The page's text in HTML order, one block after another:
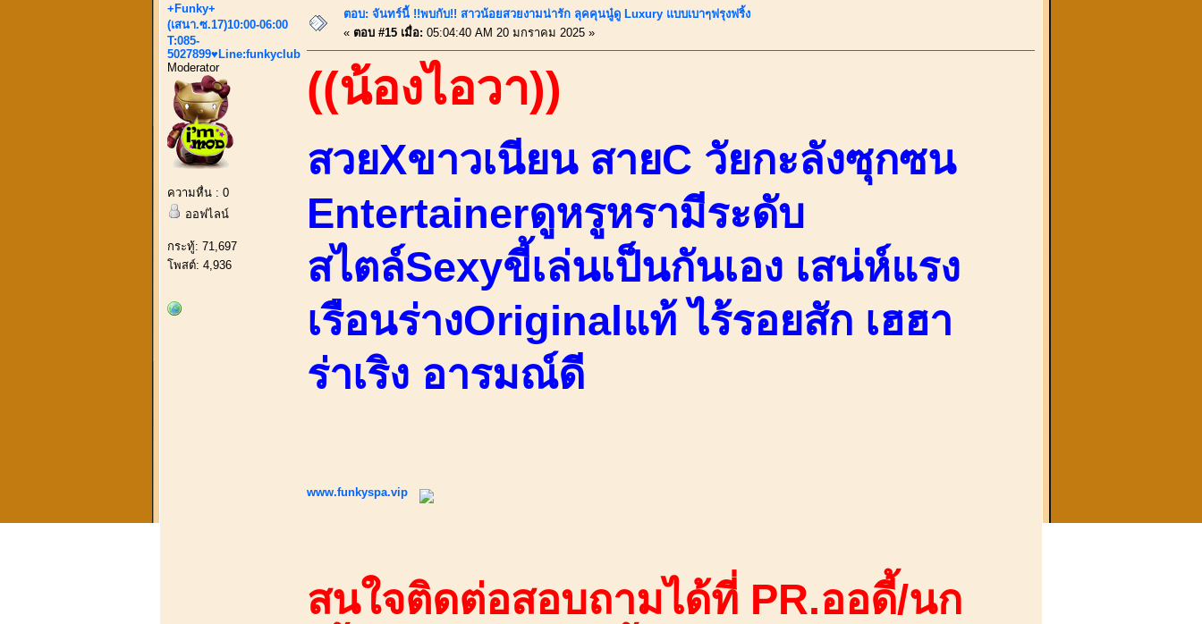
+Funky+
(เสนา.ซ.17)10:00-06:00
T:085-
5027899♥Line:funkyclub
Moderator
ความหื่น : 0
ออฟไลน์
กระทู้: 71,697
โพสต์: 4,936
ตอบ: จันทร์นี้ !!พบกับ!! สาวน้อยสวยงามน่ารัก ลุคคุนนู๋ดู Luxury แบบเบาๆฟรุงฟริ้ง
« ตอบ #15 เมื่อ: 05:04:40 AM 20 มกราคม 2025 »
((น้องไอวา))
สวยXขาวเนียน สายC วัยกะลังซุกซน
Entertainerดูหรูหรามีระดับ
สไตล์Sexyขี้เล่นเป็นกันเอง เสน่ห์แรง
เรือนร่างOriginalแท้ ไร้รอยสัก เฮฮา
ร่าเริง อารมณ์ดี
www.funkyspa.vip
สนใจติดต่อสอบถามได้ที่ PR.ออดี้/นก